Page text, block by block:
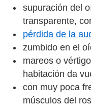
supuración del
transparente,
pérdida de la
zumbido en el
mareos o
habitación da
con muy poca
músculos del